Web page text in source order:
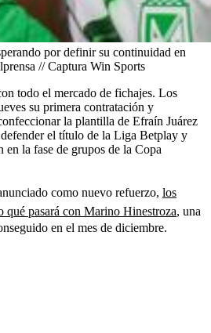
por definir su continuidad en
// Captura Win Sports
todo el mercado de fichajes. Los
su primera contratación y
la plantilla de Efraín Juárez
el título de la Liga Betplay y
en la fase de grupos de la Copa
como nuevo refuerzo, los
qué pasará con Marino Hinestroza, una
en el mes de diciembre.